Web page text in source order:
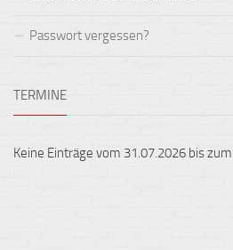
Passwort vergessen?
TERMINE
Keine Einträge vom 31.07.2026 bis